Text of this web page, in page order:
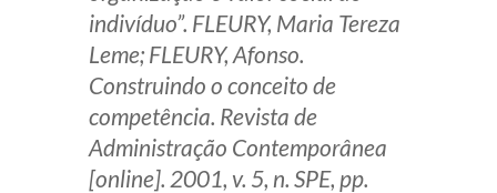
indivíduo”. FLEURY, Maria Tereza
Leme; FLEURY, Afonso.
Construindo o conceito de
competência. Revista de
Administração Contemporânea
[online]. 2001, v. 5, n. SPE, pp.